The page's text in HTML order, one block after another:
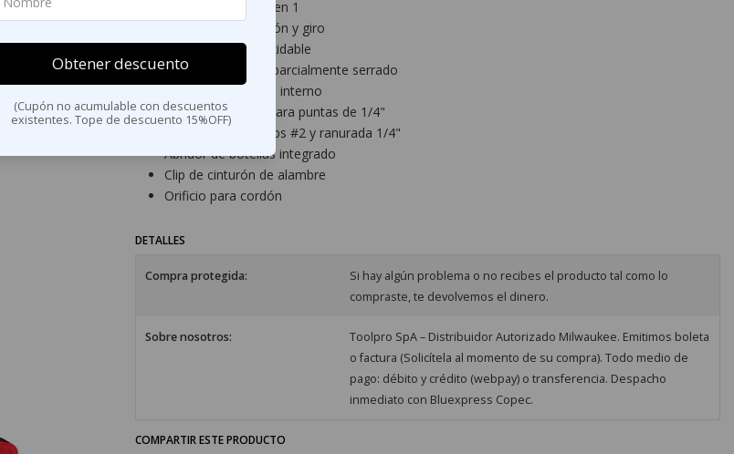
Navaja plegable 5 en 1
Apertura con presión y giro
Hoja de acero inoxidable
Diseño tipo tanto parcialmente serrado
Seguro de bloqueo interno
Soporte plegable para puntas de 1/4"
Incluye punta Phillips #2 y ranurada 1/4"
Abridor de botellas integrado
Clip de cinturón de alambre
Orificio para cordón
DETALLES
Compra protegida:
Si hay algún problema o no recibes el producto tal como lo
compraste, te devolvemos el dinero.
Sobre nosotros:
Toolpro SpA – Distribuidor Autorizado Milwaukee. Emitimos boleta
o factura (Solicítela al momento de su compra). Todo medio de
pago: débito y crédito (webpay) o transferencia. Despacho
inmediato con Bluexpress Copec.
COMPARTIR ESTE PRODUCTO
Obtener descuento
(Cupón no acumulable con descuentos
existentes. Tope de descuento 15%OFF)